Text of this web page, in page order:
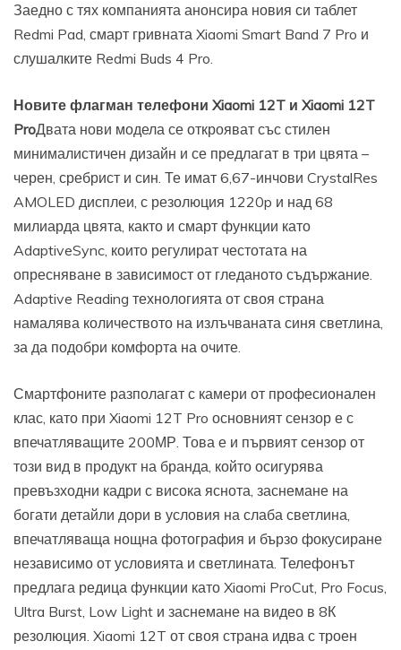
Заедно с тях компанията анонсира новия си таблет
Redmi Pad, смарт гривната Xiaomi Smart Band 7 Pro и
слушалките Redmi Buds 4 Pro.
Новите флагман телефони Xiaomi 12T и Xiaomi 12T
ProДвата нови модела се открояват със стилен
минималистичен дизайн и се предлагат в три цвята –
черен, сребрист и син. Те имат 6,67-инчови CrystalRes
AMOLED дисплеи, с резолюция 1220p и над 68
милиарда цвята, както и смарт функции като
AdaptiveSync, които регулират честотата на
опресняване в зависимост от гледаното съдържание.
Adaptive Reading технологията от своя страна
намалява количеството на излъчваната синя светлина,
за да подобри комфорта на очите.
Смартфоните разполагат с камери от професионален
клас, като при Xiaomi 12T Pro основният сензор е с
впечатляващите 200МР. Това е и първият сензор от
този вид в продукт на бранда, който осигурява
превъзходни кадри с висока яснота, заснемане на
богати детайли дори в условия на слаба светлина,
впечатляваща нощна фотография и бързо фокусиране
независимо от условията и светлината. Телефонът
предлага редица функции като Xiaomi ProCut, Pro Focus,
Ultra Burst, Low Light и заснемане на видео в 8К
резолюция. Xiaomi 12T от своя страна идва с троен